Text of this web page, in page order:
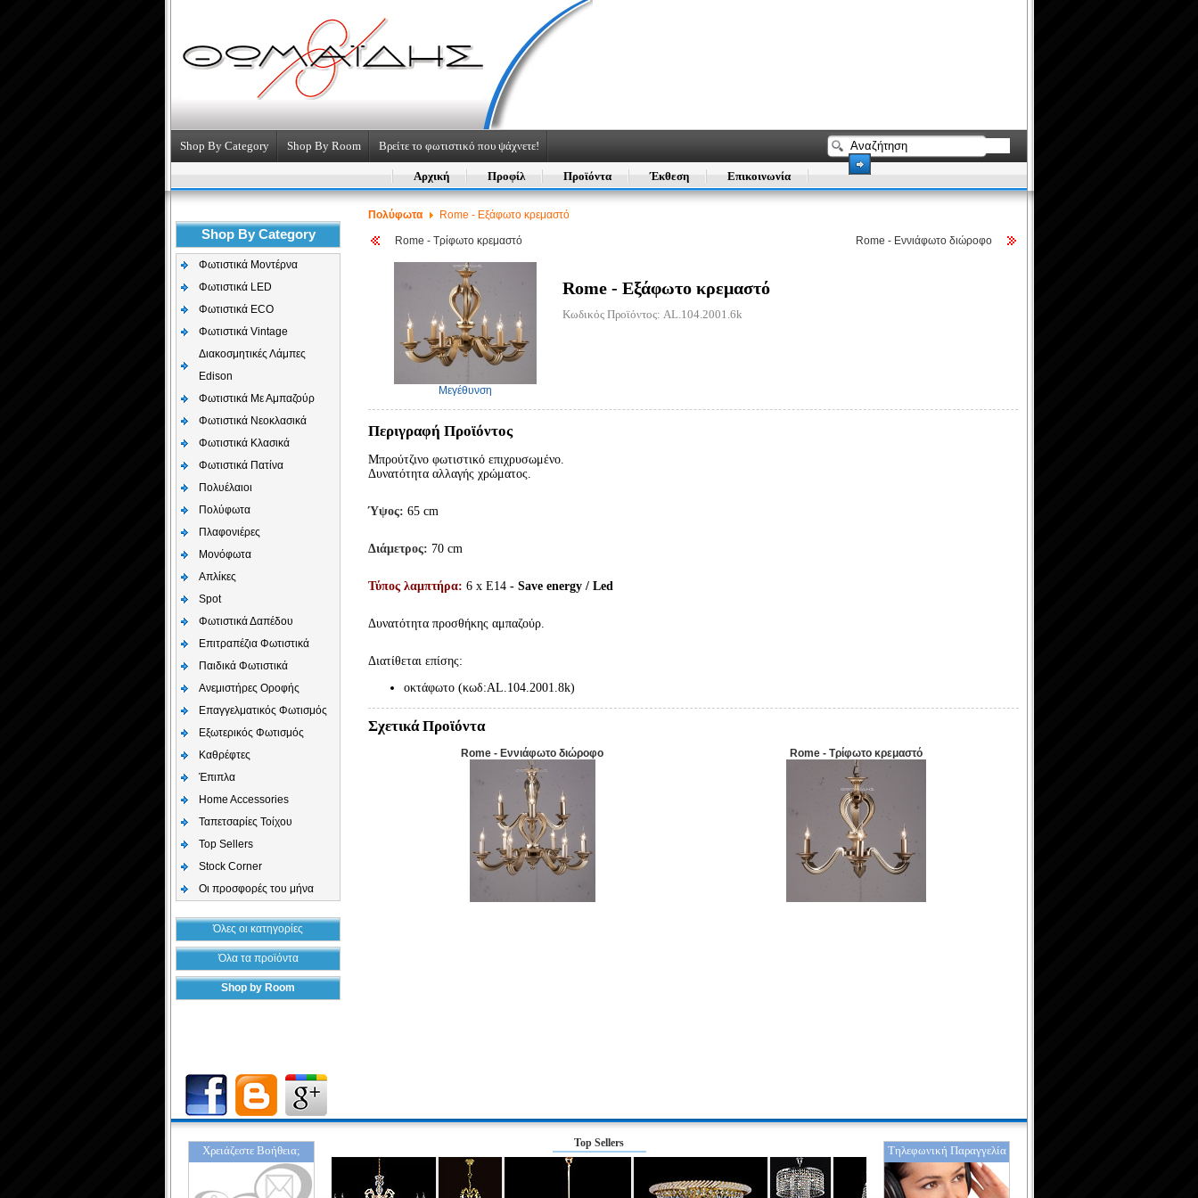
Shop By Category Shop By Room Βρείτε το φωτιστικό που ψάχνετε!
Αρχική Προφίλ Προϊόντα Έκθεση Επικοινωνία
Shop By Category
Φωτιστικά Μοντέρνα
Φωτιστικά LED
Φωτιστικά ECO
Φωτιστικά Vintage
Διακοσμητικές Λάμπες
Edison
Φωτιστικά Με Αμπαζούρ
Φωτιστικά Νεοκλασικά
Φωτιστικά Κλασικά
Φωτιστικά Πατίνα
Πολυέλαιοι
Πολύφωτα
Πλαφονιέρες
Μονόφωτα
Απλίκες
Spot
Φωτιστικά Δαπέδου
Επιτραπέζια Φωτιστικά
Παιδικά Φωτιστικά
Aνεμιστήρες Οροφής
Επαγγελματικός Φωτισμός
Εξωτερικός Φωτισμός
Καθρέφτες
Έπιπλα
Home Accessories
Ταπετσαρίες Τοίχου
Top Sellers
Stock Corner
Οι προσφορές του μήνα
Όλες οι κατηγορίες
Όλα τα προϊόντα
Shop by Room
Πολύφωτα Rome - Εξάφωτο κρεμαστό
Rome - Τρίφωτο κρεμαστό Rome - Εννιάφωτο διώροφο
Μεγέθυνση
Rome - Εξάφωτο κρεμαστό
Κωδικός Προϊόντος: AL.104.2001.6k
Περιγραφή Προϊόντος
Μπρούτζινο φωτιστικό επιχρυσωμένο.
Δυνατότητα αλλαγής χρώματος.
Ύψος:65 cm
Διάμετρος: 70 cm
Τύπος λαμπτήρα: 6 x E14- Save energy / Led
Δυνατότητα προσθήκης αμπαζούρ.
Διατίθεται επίσης:
οκτάφωτο (κωδ:AL.104.2001.8k)
Σχετικά Προϊόντα
Rome - Εννιάφωτο διώροφο Rome - Τρίφωτο κρεμαστό
Χρειάζεστε Βοήθεια;
Top Sellers
Τηλεφωνική Παραγγελία